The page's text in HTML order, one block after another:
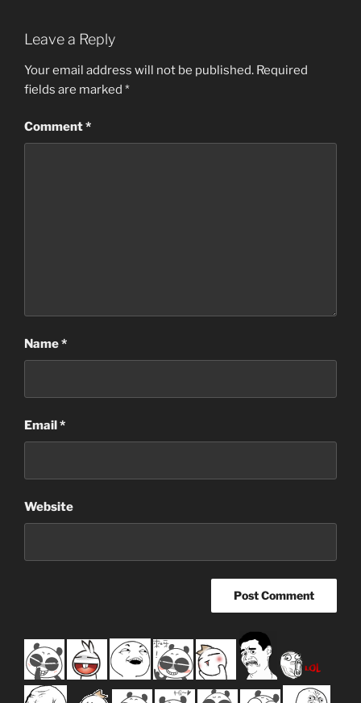
Leave a Reply
Your email address will not be published. Required
fields are marked *
Comment*
Name*
Email*
Website